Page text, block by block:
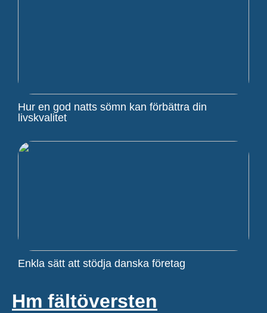
Hur en god natts sömn kan förbättra din
livskvalitet
Enkla sätt att stödja danska företag
Hm fältöversten